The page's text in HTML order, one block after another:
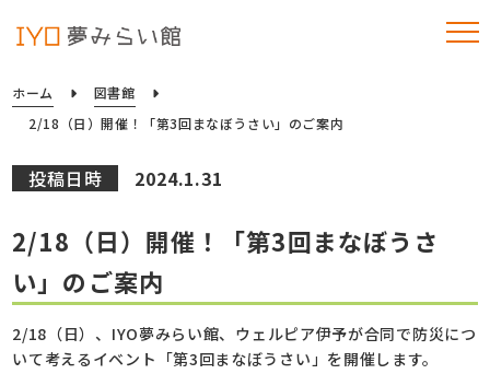
ホーム
図書館
2/18（日）開催！「第3回まなぼうさい」のご案内
投稿日時 2024.1.31
2/18（日）開催！「第3回まなぼうさ
い」のご案内
2/18（日）、IYO夢みらい館、ウェルピア伊予が合同で防災につ
いて考えるイベント「第3回まなぼうさい」を開催します。